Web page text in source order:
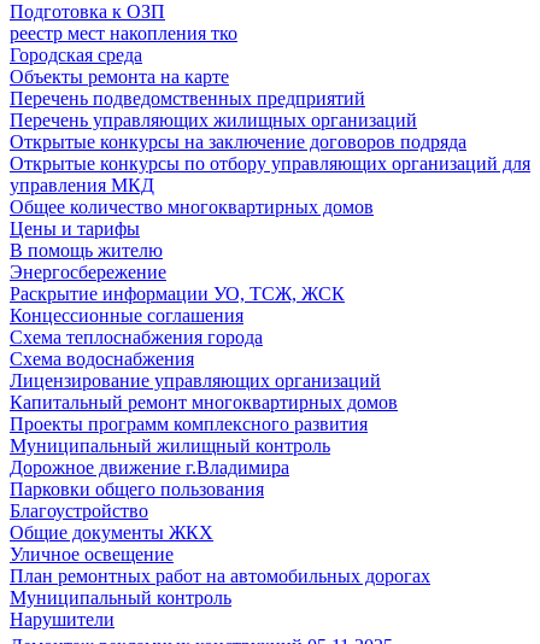
Подготовка к ОЗП
реестр мест накопления тко
Городская среда
Объекты ремонта на карте
Перечень подведомственных предприятий
Перечень управляющих жилищных организаций
Открытые конкурсы на заключение договоров подряда
Открытые конкурсы по отбору управляющих организаций для
управления МКД
Общее количество многоквартирных домов
Цены и тарифы
В помощь жителю
Энергосбережение
Раскрытие информации УО, ТСЖ, ЖСК
Концессионные соглашения
Схема теплоснабжения города
Схема водоснабжения
Лицензирование управляющих организаций
Капитальный ремонт многоквартирных домов
Проекты программ комплексного развития
Муниципальный жилищный контроль
Дорожное движение г.Владимира
Парковки общего пользования
Благоустройство
Общие документы ЖКХ
Уличное освещение
План ремонтных работ на автомобильных дорогах
Муниципальный контроль
Нарушители